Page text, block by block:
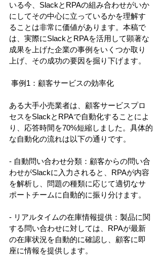
いる今、SlackとRPAの組み合わせがいか
にしてその中心に立っているかを理解す
ることは非常に価値があります。本稿で
は、実際にSlackとRPAを活用して顕著な
成果を上げた企業の事例をいくつか取り
上げ、その成功の要因を掘り下げます。
事例1：顧客サービスの効率化
ある大手小売業者は、顧客サービスプロ
セスをSlackとRPAで自動化することによ
り、応答時間を70%短縮しました。具体的
な自動化の流れは以下の通りです。
- 自動問い合わせ分類：顧客からの問い合
わせがSlackに入力されると、RPAが内容
を解析し、問題の種類に応じて適切なサ
ポートチームに自動的に振り分けます。
- リアルタイムの在庫情報提供：製品に関
する問い合わせに対しては、RPAが最新
の在庫状況を自動的に確認し、顧客に即
座に情報を提供します。